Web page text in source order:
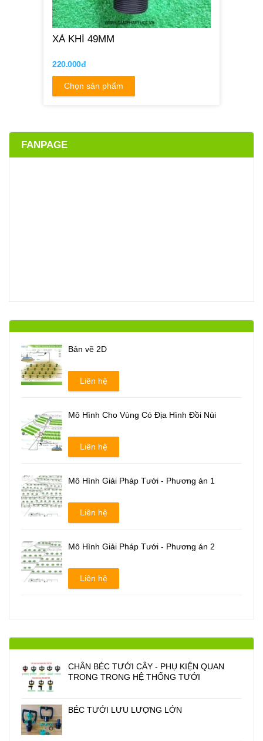
XẢ KHÍ 49MM
220.000đ
Chọn sản phẩm
FANPAGE
Bản vẽ 2D
Liên hệ
Mô Hình Cho Vùng Có Địa Hình Đồi Núi
Liên hệ
Mô Hình Giải Pháp Tưới - Phương án 1
Liên hệ
Mô Hình Giải Pháp Tưới - Phương án 2
Liên hệ
CHÂN BÉC TƯỚI CÂY - PHỤ KIỆN QUAN
TRONG TRONG HỆ THỐNG TƯỚI
BÉC TƯỚI LƯU LƯỢNG LỚN